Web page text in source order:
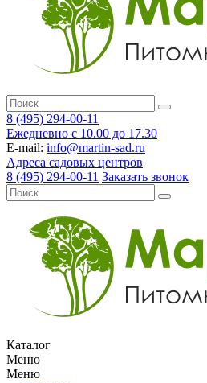
8 (495) 294-00-11
Ежедневно с 10.00 до 17.30
E-mail: info@martin-sad.ru
Адреса садовых центров
8 (495) 294-00-11 Заказать звонок
Каталог
Меню
Меню